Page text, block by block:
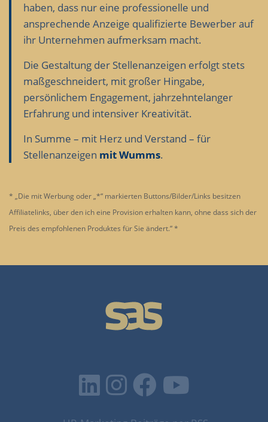
haben, dass nur eine professionelle und
ansprechende Anzeige qualifizierte Bewerber auf
ihr Unternehmen aufmerksam macht.
Die Gestaltung der Stellenanzeigen erfolgt stets
maßgeschneidert, mit großer Hingabe,
persönlichem Engagement, jahrzehntelanger
Erfahrung und intensiver Kreativität.
In Summe – mit Herz und Verstand – für
Stellenanzeigen mit Wumms.
* „Die mit Werbung oder „*“ markierten Buttons/Bilder/Links besitzen
Affiliatelinks, über den ich eine Provision erhalten kann, ohne dass sich der
Preis des empfohlenen Produktes für Sie ändert.“ *